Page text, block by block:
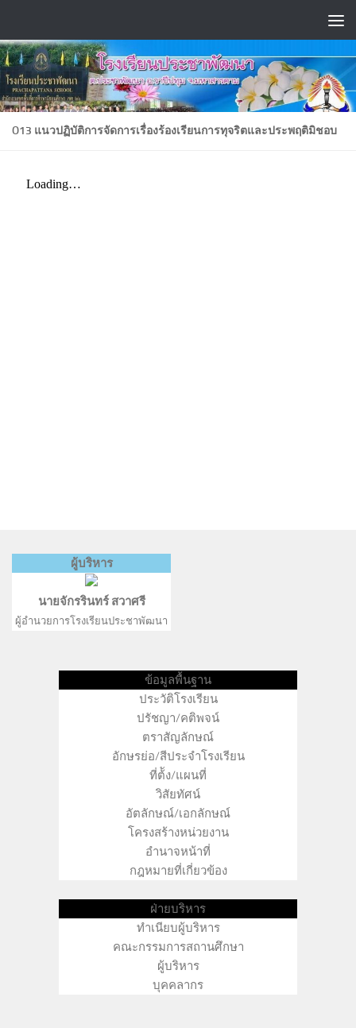
O13 แนวปฏิบัติการจัดการเรื่องร้องเรียนการทุจริตและประพฤติมิชอบ
ผู้บริหาร
นายจักรรินทร์ สวาศรี
ผู้อำนวยการโรงเรียนประชาพัฒนา
ข้อมูลพื้นฐาน
ประวัติโรงเรียน
ปรัชญา/คติพจน์
ตราสัญลักษณ์
อักษรย่อ/สีประจำโรงเรียน
ที่ต้ัง/แผนที่
วิสัยทัศน์
อัตลักษณ์/เอกลักษณ์
โครงสร้างหน่วยงาน
อำนาจหน้าที่
กฎหมายที่เกี่ยวข้อง
ฝ่ายบริหาร
ทำเนียบผู้บริหาร
คณะกรรมการสถานศึกษา
ผู้บริหาร
บุคคลากร